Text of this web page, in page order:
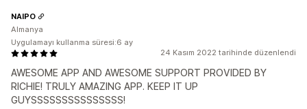
24 Kasım 2022 tarihinde düzenlendi
AWESOME APP AND AWESOME SUPPORT PROVIDED BY
RICHIE! TRULY AMAZING APP. KEEP IT UP
GUYSSSSSSSSSSSSSSS!
NAIPO
Almanya
Uygulamayı kullanma süresi:6 ay